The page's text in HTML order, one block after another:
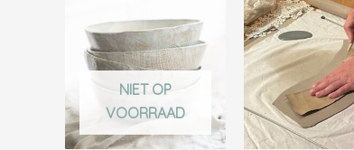
NIET OP
VOORRAAD